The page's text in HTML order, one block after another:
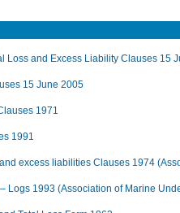
Loss and Excess Liability Clauses 15
15 June 2005
1971
1991
excess liabilities Clauses 1974
Logs 1993 (Association of Marine